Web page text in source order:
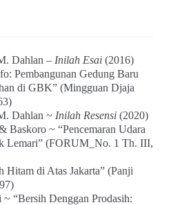
Dahlan – Inilah Esai(2016)
Pembangunan Gedung Baru
di GBK” (Mingguan Djaja
Dahlan ~ Inilah Resensi(2020)
Baskoro ~ “Pencemaran Udara
Lemari” (FORUM_No. 1 Th. III,
Hitam di Atas Jakarta” (Panji
“Bersih Denggan Prodasih: